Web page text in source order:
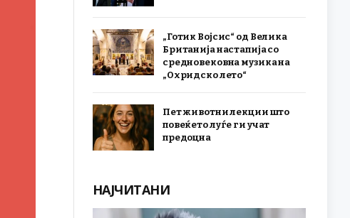
„Готик Војсис“ од Велика
Британија настапија со
средновековна музика на
„Охридско лето“
Пет животни лекции што
повеќето луѓе ги учат
предоцна
НАЈЧИТАНИ